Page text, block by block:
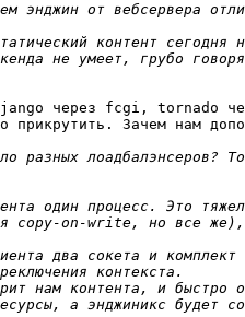
через fcgi, tornado
прикрутить. Зачем нам